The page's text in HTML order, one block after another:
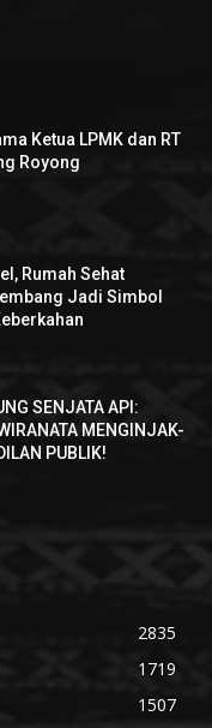
Ketua LPMK dan RT
Royong
Rumah Sehat
Jadi Simbol
SENJATA API:
MENGINJAK-
PUBLIK!
2835
1719
1507